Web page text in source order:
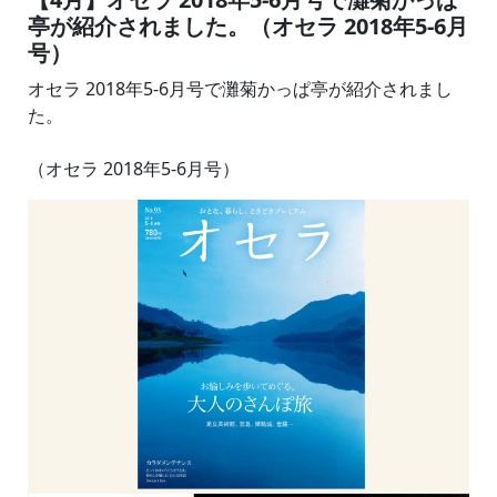
亭が紹介されました。（オセラ 2018年5-6月
号）
オセラ 2018年5-6月号で灘菊かっぱ亭が紹介されまし
た。
（オセラ 2018年5-6月号）